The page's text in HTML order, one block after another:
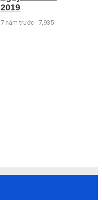
2019
7 năm trước 7,935